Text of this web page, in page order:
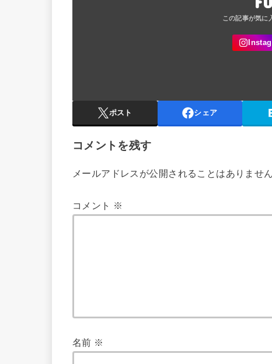
ポスト シェア
コメントを残す
メールアドレスが公開されることはありません
コメント ※
名前 ※